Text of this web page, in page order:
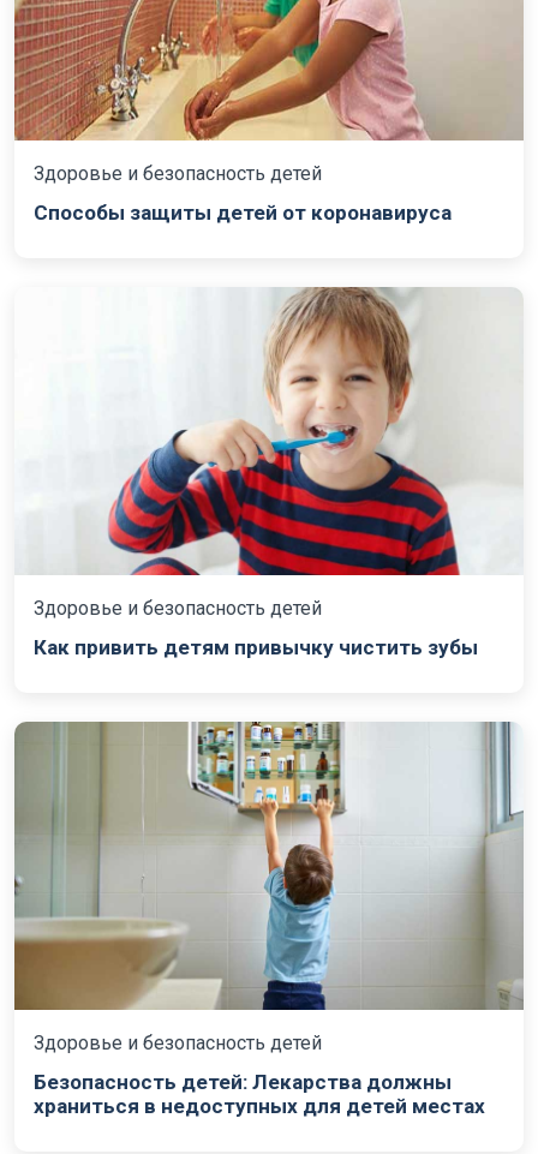
Здоровье и безопасность детей
Способы защиты детей от коронавируса
Здоровье и безопасность детей
Как привить детям привычку чистить зубы
Здоровье и безопасность детей
Безопасность детей: Лекарства должны
храниться в недоступных для детей местах